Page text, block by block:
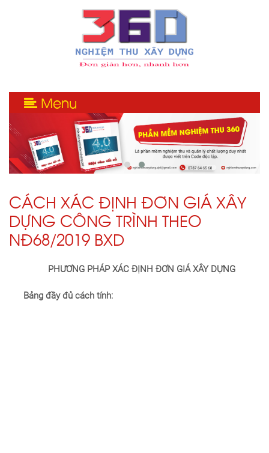
Menu
CÁCH XÁC ĐỊNH ĐƠN GIÁ XÂY
DỰNG CÔNG TRÌNH THEO
NĐ68/2019 BXD
PHƯƠNG PHÁP XÁC ĐỊNH ĐƠN GIÁ XÂY DỰNG
Bảng đầy đủ cách tính: